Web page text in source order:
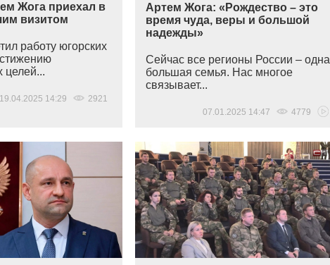
Жога приехал в
визитом
работу югорских
целей...
19.04.2025 14:29 2921
Артем Жога: «Рождество – это
время чуда, веры и большой
надежды»
Сейчас все регионы России – одна
большая семья. Нас многое
связывает...
07.01.2025 14:47 4779